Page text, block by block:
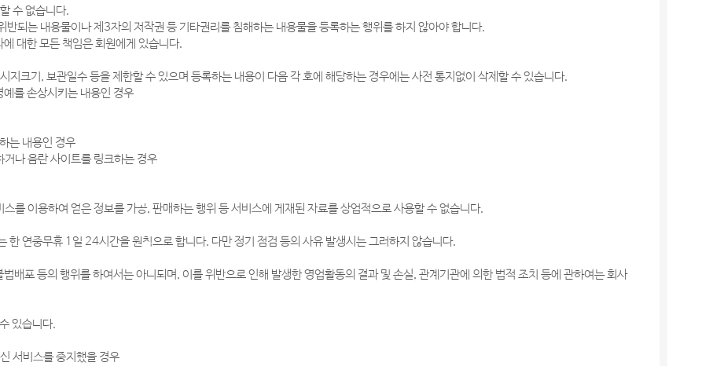
수 없습니다.
되는 내용물이나 제3자의 저작권 등 기타권리를 침해하는 내용물을 등록하는 행위를 하지 않아야 합니다.
대한 모든 책임은 회원에게 있습니다.
지크기, 보관일수 등을 제한할 수 있으며 등록하는 내용이 다음 각 호에 해당하는 경우에는 사전 통지없이 삭제할 수 있습니다.
를 손상시키는 내용인 경우
는 내용인 경우
나 음란 사이트를 링크하는 경우
를 이용하여 얻은 정보를 가공, 판매하는 행위 등 서비스에 게재된 자료를 상업적으로 사용할 수 없습니다.
한 연중무휴 1일 24시간을 원칙으로 합니다. 다만 정기 점검 등의 사유 발생시는 그러하지 않습니다.
배포 등의 행위를 하여서는 아니되며, 이를 위반으로 인해 발생한 영업활동의 결과 및 손실, 관계기관에 의한 법적 조치 등에 관하여는 회사
있습니다.
서비스를 중지했을 경우